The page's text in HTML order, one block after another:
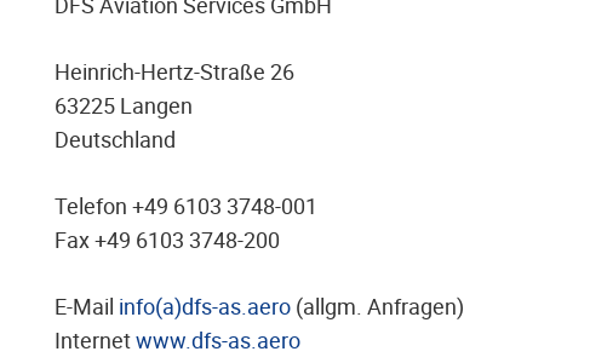
Heinrich-Hertz-Straße 26
63225 Langen
Deutschland
Telefon +49 6103 3748-001
Fax +49 6103 3748-200
E-Mail info(a)dfs-as.aero (allgm. Anfragen)
Internetwww.dfs-as.aero